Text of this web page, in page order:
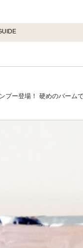
ー登場！ 硬めのバーム